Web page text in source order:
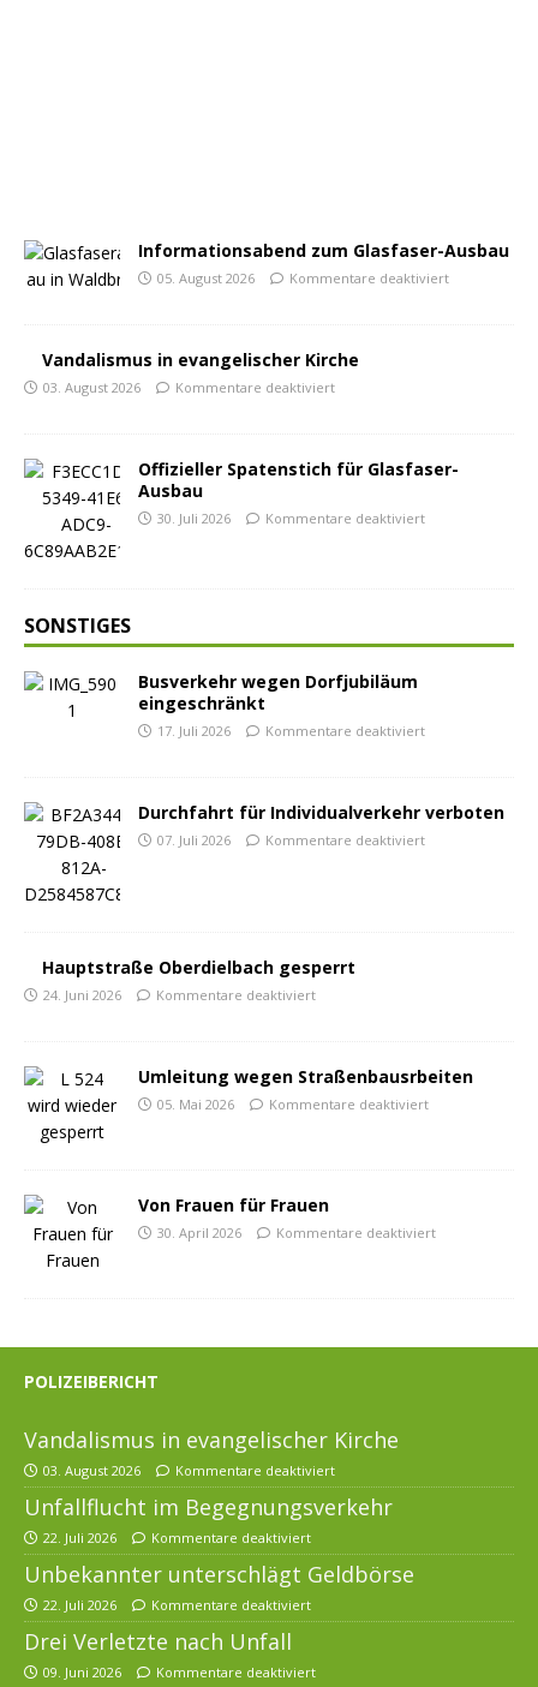
Informationsabend zum Glasfaser-Ausbau
05. August 2026 Kommentare deaktiviert
Vandalismus in evangelischer Kirche
03. August 2026 Kommentare deaktiviert
Offizieller Spatenstich für Glasfaser-
Ausbau
30. Juli 2026 Kommentare deaktiviert
SONSTIGES
Busverkehr wegen Dorfjubiläum
eingeschränkt
17. Juli 2026 Kommentare deaktiviert
Durchfahrt für Individualverkehr verboten
07. Juli 2026 Kommentare deaktiviert
Hauptstraße Oberdielbach gesperrt
24. Juni 2026 Kommentare deaktiviert
Umleitung wegen Straßenbausrbeiten
05. Mai 2026 Kommentare deaktiviert
Von Frauen für Frauen
30. April 2026 Kommentare deaktiviert
POLIZEIBERICHT
Vandalismus in evangelischer Kirche
03. August 2026 Kommentare deaktiviert
Unfallflucht im Begegnungsverkehr
22. Juli 2026 Kommentare deaktiviert
Unbekannter unterschlägt Geldbörse
22. Juli 2026 Kommentare deaktiviert
Drei Verletzte nach Unfall
09. Juni 2026 Kommentare deaktiviert